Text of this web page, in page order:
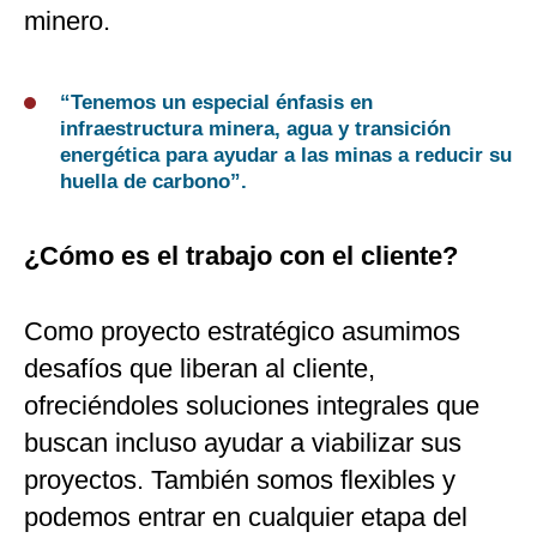
minero.
“Tenemos un especial énfasis en
infraestructura minera, agua y transición
energética para ayudar a las minas a reducir su
huella de carbono”.
¿Cómo es el trabajo con el cliente?
Como proyecto estratégico asumimos
desafíos que liberan al cliente,
ofreciéndoles soluciones integrales que
buscan incluso ayudar a viabilizar sus
proyectos. También somos flexibles y
podemos entrar en cualquier etapa del